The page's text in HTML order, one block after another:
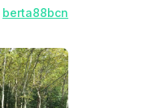
berta88bcn